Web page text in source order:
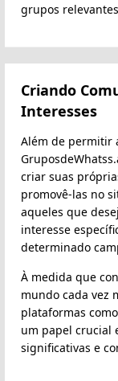
grupos
Criando
Interesses
Além de permitir
criar suas
promovê-las no
aqueles que
interesse
determinado
À medida que
mundo cada vez
plataformas
um papel crucial
significativas e